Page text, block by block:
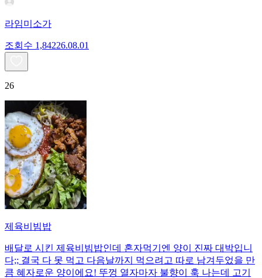
라임미소가
조회수 1,84226.08.01
26
제육비빔밥
배달로 시킨 제육비빔밥인데 혼자먹기엔 양이 진짜 대박입니
다;; 결국 다 못 먹고 다음날까지 먹으려고 따로 남겨두었을 만
큼 혜자로운 양이에요! 뚜껑 열자마자 불향이 훅 나는데 고기